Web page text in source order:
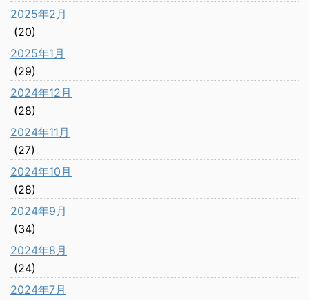
2025年2月
(20)
2025年1月
(29)
2024年12月
(28)
2024年11月
(27)
2024年10月
(28)
2024年9月
(34)
2024年8月
(24)
2024年7月